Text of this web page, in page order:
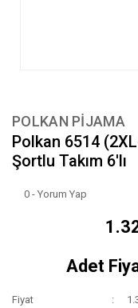
POLKAN PİJAMA
Polkan 6514
Şortlu Takım 6'lı
0 - Yorum Yap
Adet
Fiyat